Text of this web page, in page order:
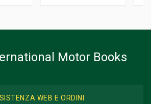
Motor Books
WEB E ORDINI